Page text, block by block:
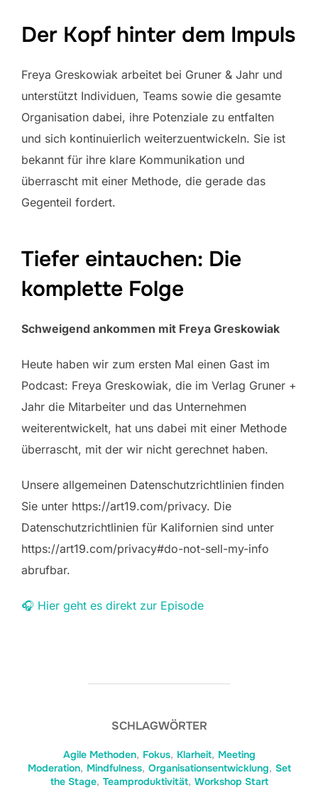
Der Kopf hinter dem Impuls
Freya Greskowiak arbeitet bei Gruner & Jahr und
unterstützt Individuen, Teams sowie die gesamte
Organisation dabei, ihre Potenziale zu entfalten
und sich kontinuierlich weiterzuentwickeln. Sie ist
bekannt für ihre klare Kommunikation und
überrascht mit einer Methode, die gerade das
Gegenteil fordert.
Tiefer eintauchen: Die
komplette Folge
Schweigend ankommen mit Freya Greskowiak
Heute haben wir zum ersten Mal einen Gast im
Podcast: Freya Greskowiak, die im Verlag Gruner +
Jahr die Mitarbeiter und das Unternehmen
weiterentwickelt, hat uns dabei mit einer Methode
überrascht, mit der wir nicht gerechnet haben.
Unsere allgemeinen Datenschutzrichtlinien finden
Sie unter https://art19.com/privacy. Die
Datenschutzrichtlinien für Kalifornien sind unter
https://art19.com/privacy#do-not-sell-my-info
abrufbar.
🎧 Hier geht es direkt zur Episode
SCHLAGWÖRTER
Agile Methoden, Fokus, Klarheit, Meeting
Moderation, Mindfulness, Organisationsentwicklung, Set
the Stage, Teamproduktivität, Workshop Start